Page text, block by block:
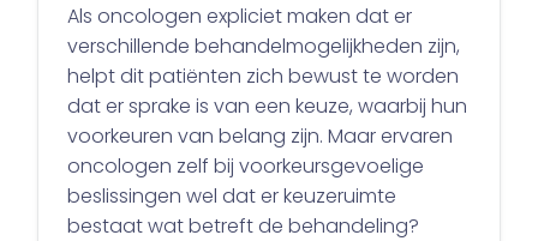
Als oncologen expliciet maken dat er
verschillende behandelmogelijkheden zijn,
helpt dit patiënten zich bewust te worden
dat er sprake is van een keuze, waarbij hun
voorkeuren van belang zijn. Maar ervaren
oncologen zelf bij voorkeursgevoelige
beslissingen wel dat er keuzeruimte
bestaat wat betreft de behandeling?